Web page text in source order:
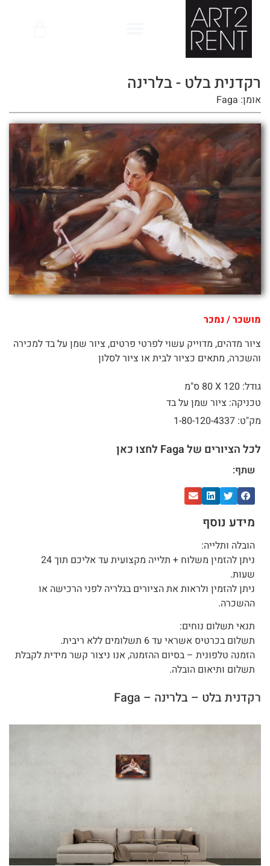
רקדנית בלט - בלרינה
אומן: Faga
מושכר / נמכר
ציור מדהים, מדוייק עשוי לפרטי פרטים, ציור שמן על בד למכירה
והשכרה, מתאים כציור לבית או ציור לסלון
גודל: 120 X
80 ס"מ
טכניקה: ציור שמן על בד
מק"ט: 1-80-120-4337
לכל הציורים של Faga לחצו כאן
שתף:
מידע נוסף
הובלה ותלייה:
ניתן להזמין משלוח + תלייה מקצועית עד אליכם תוך 24
שעות.
ניתן להזמין ולראות את הציורים בגלריה לפני הרכישה או
ההשכרה.
תנאי תשלום נוחים:
תשלום בכרטיס אשראי עד 6 תשלומים ללא ריבית.
הזמנה טלפונית – בסיום ההזמנה, אנו ניצור קשר מידית לקבלת
תשלום ותיאום הובלה.
רקדנית בלט – בלרינה – Faga